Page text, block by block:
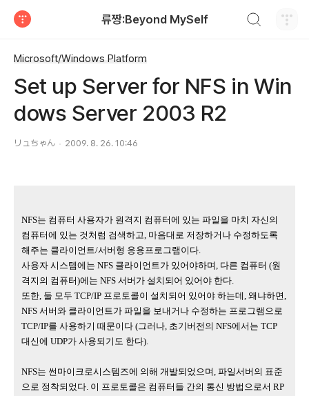
류짱:Beyond MySelf
Microsoft/Windows Platform
Set up Server for NFS in Win
dows Server 2003 R2
リュちゃん 2009. 8. 26. 10:46
NFS는 컴퓨터 사용자가 원격지 컴퓨터에 있는 파일을 마치 자신의
컴퓨터에 있는 것처럼 검색하고, 마음대로 저장하거나 수정하도록
해주는 클라이언트/서버형 응용프로그램이다.
사용자 시스템에는 NFS 클라이언트가 있어야하며, 다른 컴퓨터 (원
격지의 컴퓨터)에는 NFS 서버가 설치되어 있어야 한다.
또한, 둘 모두 TCP/IP 프로토콜이 설치되어 있어야 하는데, 왜냐하면,
NFS 서버와 클라이언트가 파일을 보내거나 수정하는 프로그램으로
TCP/IP를 사용하기 때문이다 (그러나, 초기버전의 NFS에서는 TCP
대신에 UDP가 사용되기도 한다).
NFS는 썬마이크로시스템즈에 의해 개발되었으며, 파일서버의 표준
으로 정착되었다. 이 프로토콜은 컴퓨터들 간의 통신 방법으로서 RP